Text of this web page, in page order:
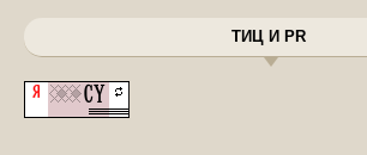
ТИЦ И PR